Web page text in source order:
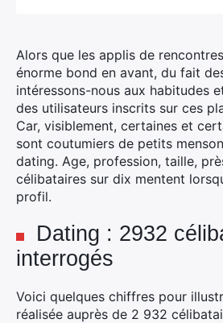
Alors que les applis de
énorme bond en avant, du fait
intéressons-nous aux habitudes
des utilisateurs inscrits sur ces
Car, visiblement, certaines et
sont coutumiers de petits
dating. Age, profession, taille,
célibataires sur dix mentent
profil.
Dating : 2932
interrogés
Voici quelques chiffres pour
réalisée auprès de 2 932